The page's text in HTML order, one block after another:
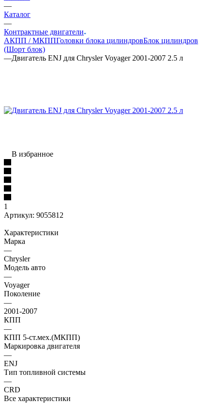
—
Каталог
—
Контрактные двигатели
АКПП / МКППГоловки блока цилиндровБлок цилиндров
(Шорт блок)
—Двигатель ENJ для Chrysler Voyager 2001-2007 2.5 л
В избранное
1
Артикул: 9055812
Характеристики
Марка
—
Chrysler
Модель авто
—
Voyager
Поколение
—
2001-2007
КПП
—
КПП 5-ст.мех.(МКПП)
Маркировка двигателя
—
ENJ
Тип топливной системы
—
СRD
Все характеристики